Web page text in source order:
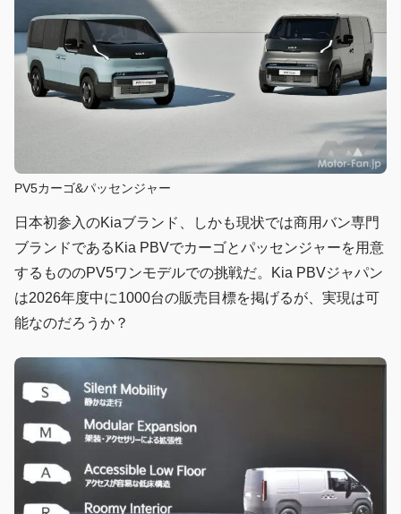
PV5カーゴ&パッセンジャー
日本初参入のKiaブランド、しかも現状では商用バン専門
ブランドであるKia PBVでカーゴとパッセンジャーを用意
するもののPV5ワンモデルでの挑戦だ。Kia PBVジャパン
は2026年度中に1000台の販売目標を掲げるが、実現は可
能なのだろうか？